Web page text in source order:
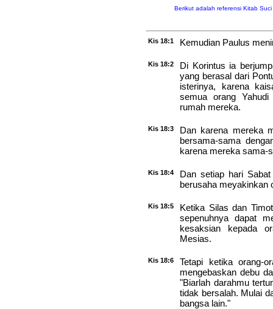
Berikut adalah referensi Kitab
Kis 18:1 Kemudian Paulus
Kis 18:2
Di Korintus ia
yang berasal dari
isterinya, karena
semua orang
rumah mereka.
Kis 18:3
Dan karena mereka
bersama-sama
karena mereka sama-
Kis 18:4
Dan setiap hari
berusaha meyakinkan
Kis 18:5
Ketika Silas dan
sepenuhnya dapat
kesaksian kepada
Mesias.
Kis 18:6
Tetapi ketika orang-
mengebaskan debu
"Biarlah darahmu
tidak bersalah. Mulai
bangsa lain."